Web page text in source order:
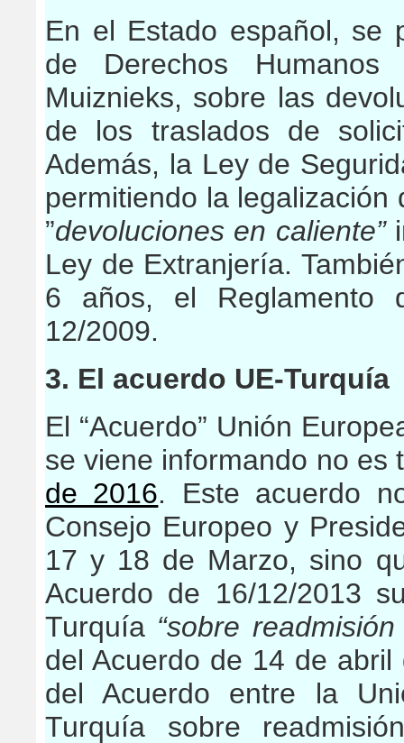
En el Estado español, se
de Derechos
Muiznieks, sobre las
de los traslados de
Además, la Ley de
permitiendo la
”devoluciones en caliente”
Ley de Extranjería.
6 años, el Reglamento
12/2009.
3. El acuerdo UE-Turquía
El “Acuerdo” Unión
se viene informando no
de 2016. Este acuerdo
Consejo Europeo y
17 y 18 de Marzo, sino
Acuerdo de 16/12/2013
Turquía “sobre
del Acuerdo de 14 de
del Acuerdo entre la
Turquía sobre